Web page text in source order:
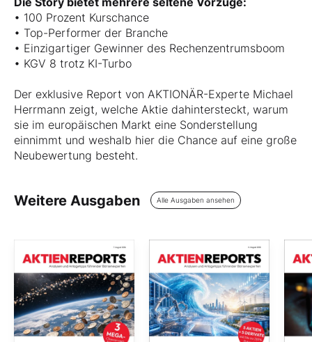
• 100 Prozent Kurschance
• Top-Performer der Branche
• Einzigartiger Gewinner des Rechenzentrumsboom
• KGV 8 trotz KI-Turbo
Der exklusive Report von AKTIONÄR-Experte Michael
Herrmann zeigt, welche Aktie dahintersteckt, warum
sie im europäischen Markt eine Sonderstellung
einnimmt und weshalb hier die Chance auf eine große
Neubewertung besteht.
Weitere Ausgaben Alle Ausgaben ansehen